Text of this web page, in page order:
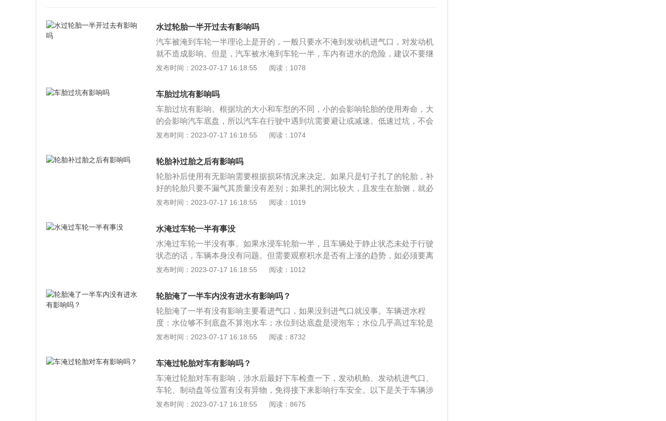
水过轮胎一半开过去有影响吗
汽车被淹到车轮一半理论上是开的，一般只要水不淹到发动机进气口，对发动机
就不造成影响。但是，汽车被水淹到车轮一半，车内有进水的危险，建议不要继
续开，否则车内进水了处理起来也是相当麻烦的。汽车涉水行驶绝不能高速通
给发动机带来永久损害。暴雨天行车的注意事项：1、保持视野良好。雨天开车
上路除了谨慎驾驶外，要及时打开雨刷器，天气昏暗时还应开启近光灯和防雾
灯；2、防止车轮侧滑。雨中行车时，司机要双手平衡握住方向盘，保持直线和
低速行驶，需要转弯时，应当缓踩刹车，以防轮胎抱死而造成车辆侧滑；3、低
挡缓慢行驶。有经验的司机都知道，无论道路宽窄、路面状况好坏，雨中开车尽
车的距离，提前做好采取各种应急措施的心理准备。如需停车时，尽量提前100
米左右减速、轻点刹车，使后来车有足够的应急准备时间；4、避免涉水陷车。
当车经过有积水或者立交桥下、深槽隧道等有水漫溢的路面时，应停车查看积水
另外不要高速过水沟、水坑。这样会产生飞溅，导致实际涉水深度加大，容易造
发布时间：2023-07-17 16:18:55 阅读：1078
车胎过坑有影响吗
车胎过坑有影响。根据坑的大小和车型的不同，小的会影响轮胎的使用寿命，大
的会影响汽车底盘，所以汽车在行驶中遇到坑需要避让或减速。低速过坑，不会
形成轮胎局部钢性过大，损坏轮胎的现象。但高速过坎过坑，除了对轮胎和轮毂
定位为越野车或SUV，且车辆轮胎漏气，则该类型车辆过坑时的损伤会小一些，
而如果车辆为跑车，则该类型车辆过坑时的损伤会大一些。车辆过坑产生的影
响：1、会影响轮胎和轮毂。高速过坑时，容易导致轮胎鼓包破损，严重时甚至
爆胎；2、会影响车辆悬挂和转向系统。当车辆发生剧烈颠簸时，瞬间的力会使
车辆的机械部件发生变形；3、对车身和电路系统的影响，主要体现在车辆外饰
就需要绕道了。如果不能绕道，可以不开；2、坑小的时候可以慢一点。同时过
坑时不要反转方向盘，可以减少对轮胎的侧向冲击；3、偶然过坑时，要及时停
车检查车况。如果有任何问题，可以到附近的4S店进行检查和维修或呼叫救援。
发布时间：2023-07-17 16:18:55 阅读：1074
轮胎补过胎之后有影响吗
轮胎补后使用有无影响需要根据损坏情况来决定。如果只是钉子扎了的轮胎，补
好的轮胎只要不漏气其质量没有差别；如果扎的洞比较大，且发生在胎侧，就必
须直接换新的轮胎。轮胎被扎的修补方式：轮胎被扎一般采用贴片式和蘑菇钉两
是暴露在外面，随着轮胎使用时间增长，破损处会变大，而且修补不好贴片也容
易掉落。2、蘑菇钉是像胶条一样填充破损的洞口，这种修补的方式可以真正补
好破损的地方，但是只适用于圆形、细小、比较规格的破损。如果轮胎修补过一
次，而且破损面小于6mm，或是胎面只是轻微破损的可以开高速，但是胎面有鼓
包，受损直径大于6mm，轮胎破损修补超过两次的，建议尽量不要在高速行驶，
发布时间：2023-07-17 16:18:55 阅读：1019
水淹过车轮一半有事没
水淹过车轮一半没有事。如果水浸车轮胎一半，且车辆处于静止状态未处于行驶
状态的话，车辆本身没有问题。但需要观察积水是否有上涨的趋势，如必须要离
开积水点的话，在开启车门前一定要观察一下，积水是否已到车门槛高度，从而
了，如需行驶的话一定要选择积水浅的路段。在行驶过程中仔细查看水的深度、
流速和水底性质，以及进、出水域的宽窄和道路情况，由此来判断是否能安全地
通过。在确认自己所驾汽车的结构能够通过时，一般应选择距离最短、水位最
浅、水流缓慢及水底最坚实的路段。避免大轰油门或猛冲，以防止水花溅入发动
机而熄火；行车中要稳住油门，通过水面过程中不要停车，尽量避免中途换挡或
没排气管：当积水淹没排气管，但不及半轮高度的时候，要及时将汽车驶走。此
时启动汽车，并不会导致积水被倒吸入发动机内，行驶的时候，注意减速，避免
发动机进气系统进水即可。积水刚好淹到半轮高度：积水淹到汽车半轮的高度，
并且密封性不好，汽车就会有可能渗水。在确保发动机进气系统没有进水的情况
发布时间：2023-07-17 16:18:55 阅读：1012
轮胎淹了一半车内没有进水有影响吗？
轮胎淹了一半有没有影响主要看进气口，如果没到进气口就没事。车辆进水程
度：水位够不到底盘不算泡水车；水位到达底盘是浸泡车；水位几乎高过车轮是
半泡车；水位高过仪表台是全泡车，水位高过仪表甚至没过车顶的泡水车，代表
理办法：如果车内进水不严重，只需在天气晴朗时将车窗打开充分晾晒即可。水
进入车厢内，维修过程主要是清理车内积水，位于车辆底盘下部有几个密封胶
堵，打开胶堵能够放出车厢内的积水，但由于车内装饰材料地胶吸水性很强，应
拆除地胶，放置于宽敞空间便于水分的蒸发。
发布时间：2023-07-17 16:18:55 阅读：8732
车淹过轮胎对车有影响吗？
车淹过轮胎对车有影响，涉水后最好下车检查一下，发动机舱、发动机进气口、
车轮、制动盘等位置有没有异物，免得接下来影响行车安全。以下是关于车辆涉
水的相关资料：注意事项：空气滤清器所在的位置属于发动机的门户，从进气口
发布时间：2023-07-17 16:18:55 阅读：8675